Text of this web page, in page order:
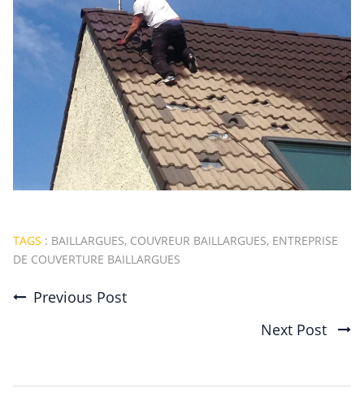
TAGS : BAILLARGUES, COUVREUR BAILLARGUES, ENTREPRISE
DE COUVERTURE BAILLARGUES
Post
navigation
Previous Post
Next Post